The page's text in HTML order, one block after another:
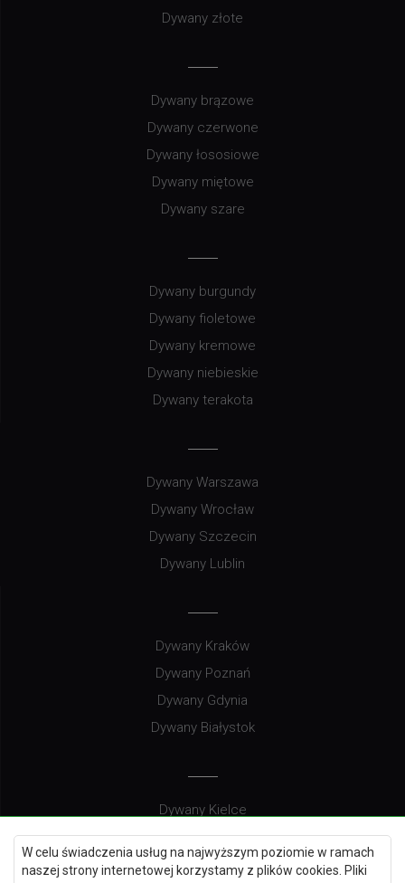
W celu świadczenia usług na najwyższym poziomie w ramach
naszej strony internetowej korzystamy z plików cookies. Pliki
Dywany złote
Dywany brązowe
Dywany czerwone
Dywany łososiowe
Dywany miętowe
Dywany szare
Dywany burgundy
Dywany fioletowe
Dywany kremowe
Dywany niebieskie
Dywany terakota
Dywany Warszawa
Dywany Wrocław
Dywany Szczecin
Dywany Lublin
Dywany Kraków
Dywany Poznań
Dywany Gdynia
Dywany Białystok
Dywany Kielce
Dywany Gdańsk
Dywany Toruń